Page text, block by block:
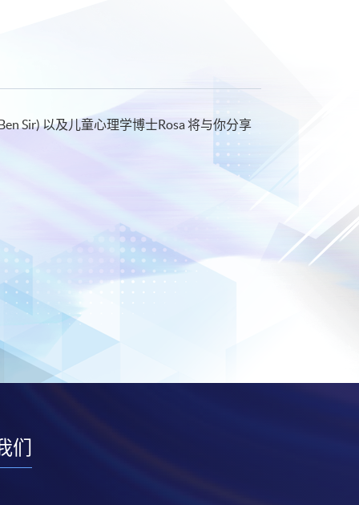
Sir) 以及儿童心理学博士Rosa 将与你分享
们